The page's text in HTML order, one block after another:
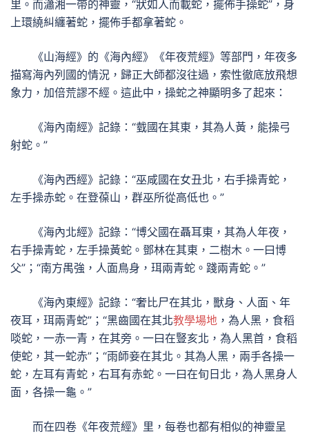
里。而瀟湘一帶的神靈，“狀如人而載蛇，擺佈手操蛇”，身
上環繞糾纏著蛇，擺佈手都拿著蛇。
《山海經》的《海內經》《年夜荒經》等部門，年夜多
描寫海內列國的情況，歸正大師都沒往過，索性徹底放飛想
象力，加倍荒謬不經。這此中，操蛇之神顯明多了起來：
《海內南經》記錄：“臷國在其東，其為人黃，能操弓
射蛇。”
《海內西經》記錄：“巫咸國在女丑北，右手操青蛇，
左手操赤蛇。在登葆山，群巫所從高低也。”
《海內北經》記錄：“博父國在聶耳東，其為人年夜，
右手操青蛇，左手操黃蛇。鄧林在其東，二樹木。一曰博
父”；“南方禺強，人面鳥身，珥兩青蛇。踐兩青蛇。”
《海內東經》記錄：“奢比尸在其北，獸身、人面、年
夜耳，珥兩青蛇”；“黑齒國在其北教學場地 ，為人黑，食稻
啖蛇，一赤一青，在其旁。一曰在豎亥北，為人黑首，食稻
使蛇，其一蛇赤”；“雨師妾在其北。其為人黑，兩手各操一
蛇，左耳有青蛇，右耳有赤蛇。一曰在旬日北，為人黑身人
面，各操一龜。”
而在四卷《年夜荒經》里，每卷也都有相似的神靈呈